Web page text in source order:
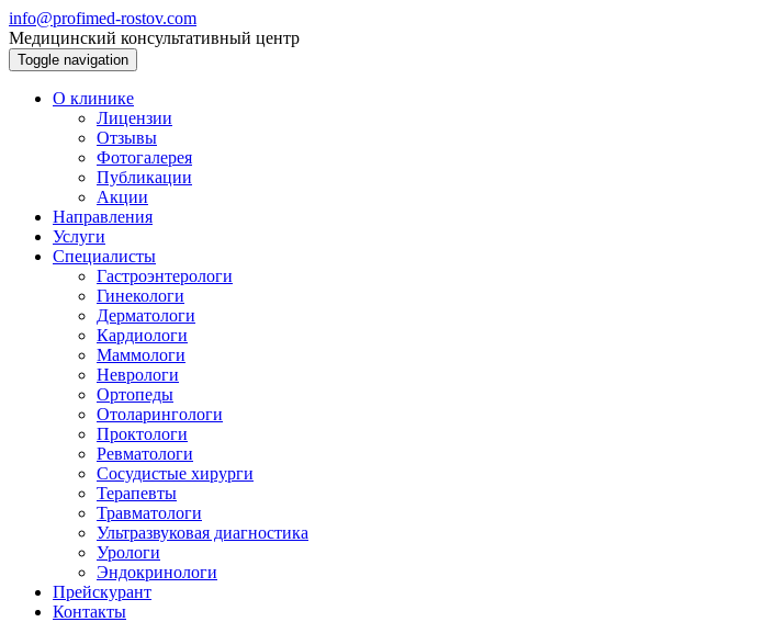
info@profimed-rostov.com
Медицинский консультативный центр
Toggle navigation
О клинике
Лицензии
Отзывы
Фотогалерея
Публикации
Акции
Направления
Услуги
Специалисты
Гастроэнтерологи
Гинекологи
Дерматологи
Кардиологи
Маммологи
Неврологи
Ортопеды
Отоларингологи
Проктологи
Ревматологи
Сосудистые хирурги
Терапевты
Травматологи
Ультразвуковая диагностика
Урологи
Эндокринологи
Прейскурант
Контакты